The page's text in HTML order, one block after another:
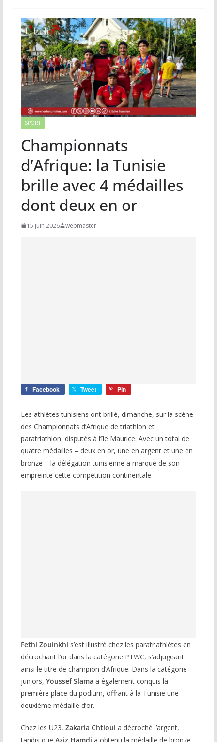
SPORT
Championnats
d’Afrique: la Tunisie
brille avec 4 médailles
dont deux en or
15 juin 2026 webmaster
Facebook Tweet Pin
Les athlètes tunisiens ont brillé, dimanche, sur la scène
des Championnats d’Afrique de triathlon et
paratriathlon, disputés à l’île Maurice. Avec un total de
quatre médailles – deux en or, une en argent et une en
bronze – la délégation tunisienne a marqué de son
empreinte cette compétition continentale.
Fethi Zouinkhi s’est illustré chez les paratriathlètes en
décrochant l’or dans la catégorie PTWC, s’adjugeant
ainsi le titre de champion d’Afrique. Dans la catégorie
juniors, Youssef Slama a également conquis la
première place du podium, offrant à la Tunisie une
deuxième médaille d’or.
Chez les U23, Zakaria Chtioui a décroché l’argent,
tandis que Aziz Hamdi a obtenu la médaille de bronze